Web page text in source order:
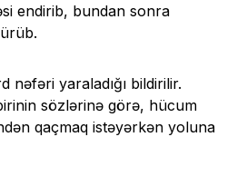
endirib, bundan sonra
nəfəri yaraladığı bildirilir.
sözlərinə görə, hücum
qaçmaq istəyərkən yoluna